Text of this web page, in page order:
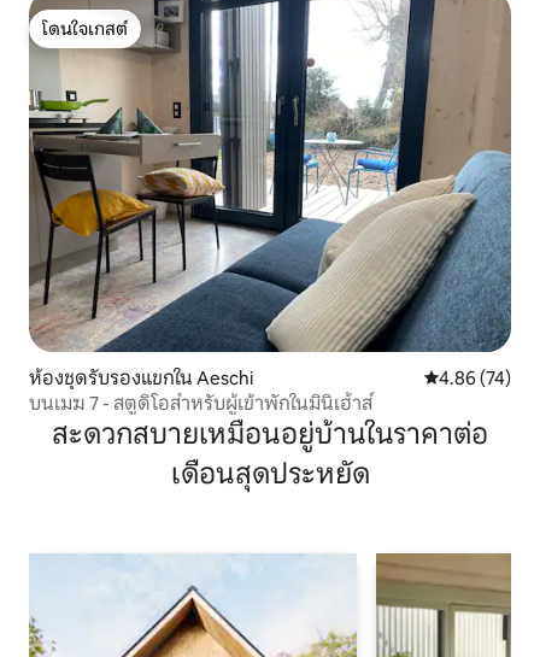
โดนใจเกสต์
โดนใจเกสต์
ห้องชุดรับรองแขกใน Aeschi คะแนนเฉลี่ย
4.86 (74)
บนเมฆ 7 - สตูดิโอสำหรับผู้เข้าพักในมินิเฮ้าส์
สะดวกสบายเหมือนอยู่บ้านในราคาต่อ
เดือนสุดประหยัด